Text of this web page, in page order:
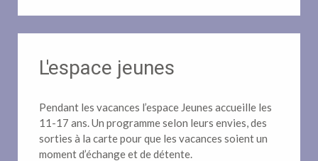
L'espace jeunes
Pendant les vacances l’espace Jeunes accueille les
11-17 ans. Un programme selon leurs envies, des
sorties à la carte pour que les vacances soient un
moment d’échange et de détente.